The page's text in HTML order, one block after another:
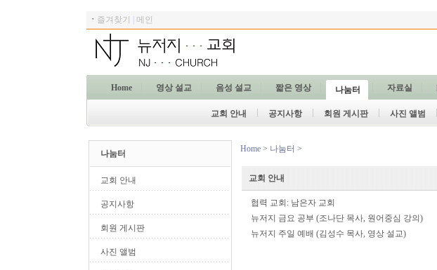
ㆍ 즐겨찾기 메인
Home 영상 설교 음성 설교 짧은 영상 나눔터 자료실
교회 안내 공지사항 회원 게시판 사진 앨범
나눔터
교회 안내
공지사항
회원 게시판
사진 앨범
Home > 나눔터 >
교회 안내
협력 교회: 남은자 교회
뉴저지 금요 공부 (조나단 목사, 원어중심 강의)
뉴저지 주일 예배 (김성수 목사, 영상 설교)